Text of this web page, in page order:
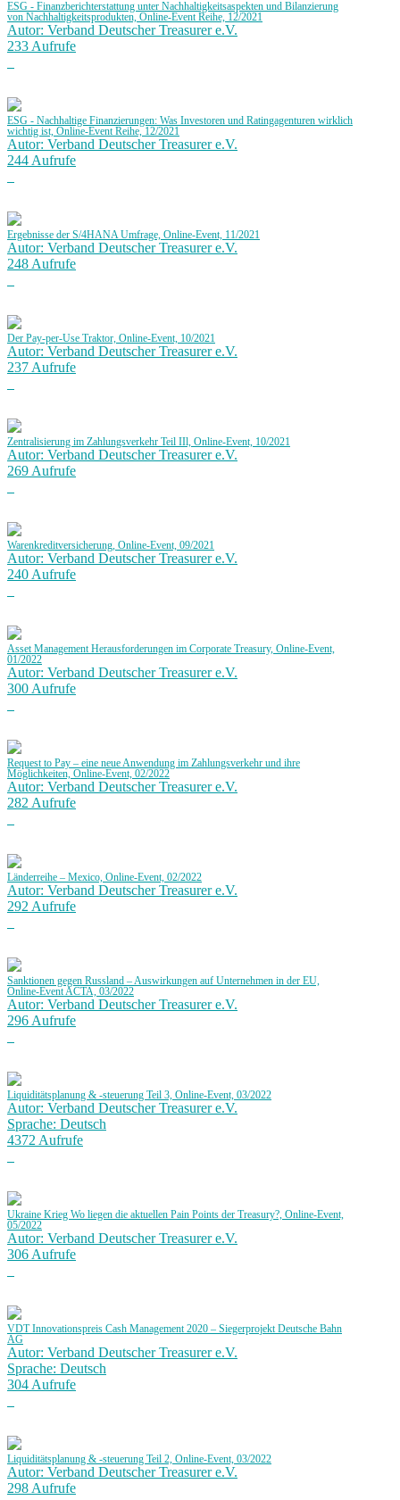
ESG - Finanzberichterstattung unter Nachhaltigkeitsaspekten und Bilanzierung
von Nachhaltigkeitsprodukten, Online-Event Reihe, 12/2021
Autor: Verband Deutscher Treasurer e.V.
233 Aufrufe
ESG - Nachhaltige Finanzierungen: Was Investoren und Ratingagenturen wirklich
wichtig ist, Online-Event Reihe, 12/2021
Autor: Verband Deutscher Treasurer e.V.
244 Aufrufe
Ergebnisse der S/4HANA Umfrage, Online-Event, 11/2021
Autor: Verband Deutscher Treasurer e.V.
248 Aufrufe
Der Pay-per-Use Traktor, Online-Event, 10/2021
Autor: Verband Deutscher Treasurer e.V.
237 Aufrufe
Zentralisierung im Zahlungsverkehr Teil IIl, Online-Event, 10/2021
Autor: Verband Deutscher Treasurer e.V.
269 Aufrufe
Warenkreditversicherung, Online-Event, 09/2021
Autor: Verband Deutscher Treasurer e.V.
240 Aufrufe
Asset Management Herausforderungen im Corporate Treasury, Online-Event,
01/2022
Autor: Verband Deutscher Treasurer e.V.
300 Aufrufe
Request to Pay – eine neue Anwendung im Zahlungsverkehr und ihre
Möglichkeiten, Online-Event, 02/2022
Autor: Verband Deutscher Treasurer e.V.
282 Aufrufe
Länderreihe – Mexico, Online-Event, 02/2022
Autor: Verband Deutscher Treasurer e.V.
292 Aufrufe
Sanktionen gegen Russland – Auswirkungen auf Unternehmen in der EU,
Online-Event ACTA, 03/2022
Autor: Verband Deutscher Treasurer e.V.
296 Aufrufe
Liquiditätsplanung & -steuerung Teil 3, Online-Event, 03/2022
Autor: Verband Deutscher Treasurer e.V.
Sprache: Deutsch
4372 Aufrufe
Ukraine Krieg Wo liegen die aktuellen Pain Points der Treasury?, Online-Event,
05/2022
Autor: Verband Deutscher Treasurer e.V.
306 Aufrufe
VDT Innovationspreis Cash Management 2020 – Siegerprojekt Deutsche Bahn
AG
Autor: Verband Deutscher Treasurer e.V.
Sprache: Deutsch
304 Aufrufe
Liquiditätsplanung & -steuerung Teil 2, Online-Event, 03/2022
Autor: Verband Deutscher Treasurer e.V.
298 Aufrufe